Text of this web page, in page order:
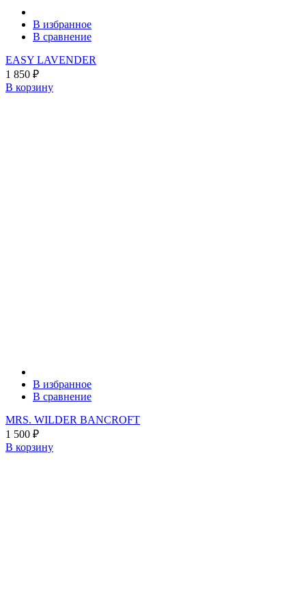
В избранное
В сравнение
EASY LAVENDER
1 850 ₽
В корзину
В избранное
В сравнение
MRS. WILDER BANCROFT
1 500 ₽
В корзину